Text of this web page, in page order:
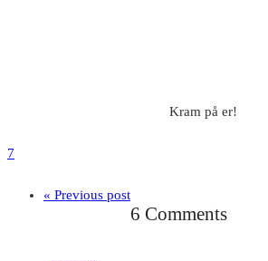
Kram på er!
7
« Previous post
6 Comments